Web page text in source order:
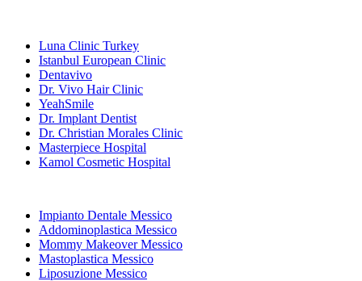
Luna Clinic Turkey
Istanbul European Clinic
Dentavivo
Dr. Vivo Hair Clinic
YeahSmile
Dr. Implant Dentist
Dr. Christian Morales Clinic
Masterpiece Hospital
Kamol Cosmetic Hospital
Impianto Dentale Messico
Addominoplastica Messico
Mommy Makeover Messico
Mastoplastica Messico
Liposuzione Messico